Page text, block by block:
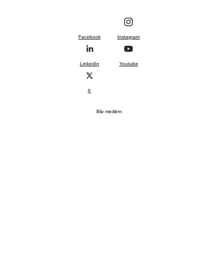
Facebook Instagram
LinkedIn Youtube
X
Bliv medlem